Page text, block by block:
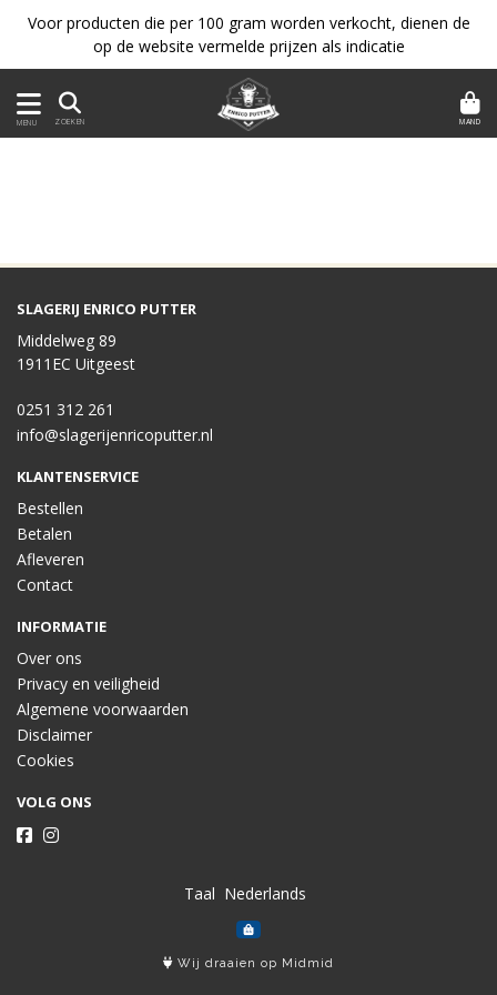
Voor producten die per 100 gram worden verkocht, dienen de
op de website vermelde prijzen als indicatie
MENU ZOEKEN MAND
SLAGERIJ ENRICO PUTTER
Middelweg 89
1911EC Uitgeest
0251 312 261
info@slagerijenricoputter.nl
KLANTENSERVICE
Bestellen
Betalen
Afleveren
Contact
INFORMATIE
Over ons
Privacy en veiligheid
Algemene voorwaarden
Disclaimer
Cookies
VOLG ONS
Taal
Wij draaien op Midmid